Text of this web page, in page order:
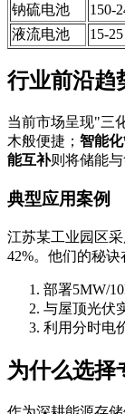
钠硫电池
150-
液流电池
15-25
行业前沿趋
当前市场呈现"三
木般便捷； 智能
能互补则将储能
典型应用案例
江苏某工业园区采
42%。他们的秘诀
部署5MW/
与屋顶光伏
利用分时电
为什么选择